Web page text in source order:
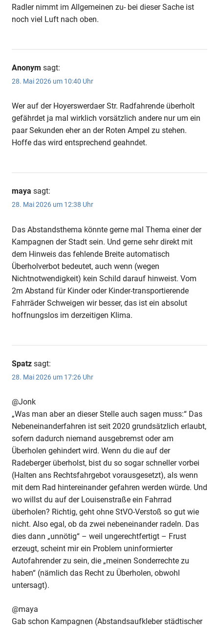
Radler nimmt im Allgemeinen zu- bei dieser Sache ist
noch viel Luft nach oben.
Anonym sagt:
28. Mai 2026 um 10:40 Uhr
Wer auf der Hoyerswerdaer Str. Radfahrende überholt
gefährdet ja mal wirklich vorsätzlich andere nur um ein
paar Sekunden eher an der Roten Ampel zu stehen.
Hoffe das wird entsprechend geahndet.
maya sagt:
28. Mai 2026 um 12:38 Uhr
Das Abstandsthema könnte gerne mal Thema einer der
Kampagnen der Stadt sein. Und gerne sehr direkt mit
dem Hinweis das fehlende Breite automatisch
Überholverbot bedeutet, auch wenn (wegen
Nichtnotwendigkeit) kein Schild darauf hinweist. Vom
2m Abstand für Kinder oder Kinder-transportierende
Fahrräder Schweigen wir besser, das ist ein absolut
hoffnungslos im derzeitigen Klima.
Spatz sagt:
28. Mai 2026 um 17:26 Uhr
@Jonk
„Was man aber an dieser Stelle auch sagen muss:“ Das
Nebeneinanderfahren ist seit 2020 grundsätzlich erlaubt,
sofern dadurch niemand ausgebremst oder am
Überholen gehindert wird. Wenn du die auf der
Radeberger überholst, bist du so sogar schneller vorbei
(Halten ans Rechtsfahrgebot vorausgesetzt), als wenn
mit dem Rad hintereinander gefahren werden würde. Und
wo willst du auf der Louisenstraße ein Fahrrad
überholen? Richtig, geht ohne StVO-Verstoß so gut wie
nicht. Also egal, ob da zwei nebeneinander radeln. Das
dies dann „unnötig“ – weil ungerechtfertigt – Frust
erzeugt, scheint mir ein Problem uninformierter
Autofahrender zu sein, die „meinen Sonderrechte zu
haben“ (nämlich das Recht zu Überholen, obwohl
untersagt).
@maya
Gab schon Kampagnen (Abstandsaufkleber städtischer